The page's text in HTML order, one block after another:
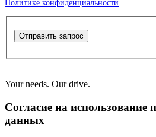
Политике конфиденциальности
Отправить запрос
Your needs. Our drive.
Согласие на использование
данных